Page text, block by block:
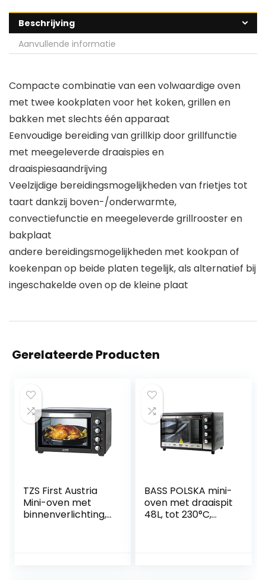
Beschrijving
Aanvullende informatie
Compacte combinatie van een volwaardige oven
met twee kookplaten voor het koken, grillen en
bakken met slechts één apparaat
Eenvoudige bereiding van grillkip door grillfunctie
met meegeleverde draaispies en
draaispiesaandrijving
Veelzijdige bereidingsmogelijkheden van frietjes tot
taart dankzij boven-/onderwarmte,
convectiefunctie en meegeleverde grillrooster en
bakplaat
andere bereidingsmogelijkheden met kookpan of
koekenpan op beide platen tegelijk, als alternatief bij
ingeschakelde oven op de kleine plaat
Gerelateerde Producten
TZS First Austria
Mini-oven met
binnenverlichting,
BASS POLSKA mini-
oven met draaispit
48L, tot 230°C,